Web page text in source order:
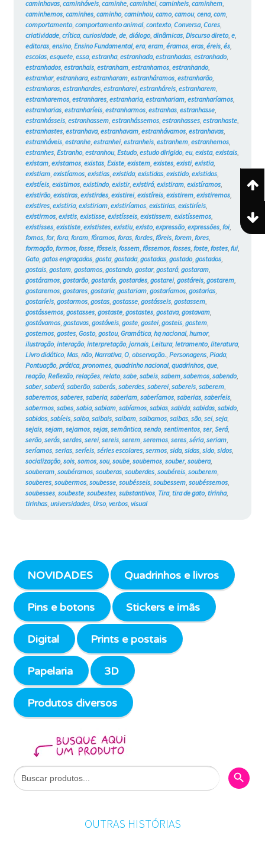
caminhavas, caminháveis, caminhe, caminhei, caminheis, caminhem,
caminhemos, caminhes, caminho, caminhou, camo, camou, cena, com,
comportamento, comportamento animal, contexto, Conversa, Cores,
criatividade, crítica, curiosidade, de, diálogo, dinâmicas, Discurso direto, e,
editoras, ensino, Ensino Fundamental, era, eram, éramos, eras, éreis, és,
escolas, esquete, essa, estranha, estranhada, estranhadas, estranhado,
estranhados, estranhais, estranham, estranhamos, estranhando,
estranhar, estranhara, estranharam, estranháramos, estranharão,
estranharas, estranhardes, estranharei, estranháreis, estranharem,
estranharemos, estranhares, estranharia, estranhariam, estranharíamos,
estranharias, estranharíeis, estranharmos, estranhas, estranhasse,
estranhásseis, estranhassem, estranhássemos, estranhasses, estranhaste,
estranhastes, estranhava, estranhavam, estranhávamos, estranhavas,
estranháveis, estranhe, estranhei, estranheis, estranhem, estranhemos,
estranhes, Estranho, estranhou, Estudo, estudo dirigido, eu, exista, existais,
existam, existamos, existas, Existe, existem, existes, existi, existia,
existiam, existíamos, existias, existida, existidas, existido, existidos,
existíeis, existimos, existindo, existir, existirá, existiram, existíramos,
existirão, existiras, existirdes, existirei, existíreis, existirem, existiremos,
existires, existiria, existiriam, existiríamos, existirias, existiríeis,
existirmos, existis, existisse, existísseis, existissem, existíssemos,
existisses, exististe, exististes, existiu, existo, expressão, expressões, foi,
fomos, for, fora, foram, fôramos, foras, fordes, fôreis, forem, fores,
formação, formos, fosse, fôsseis, fossem, fôssemos, fosses, foste, fostes, fui,
Gato, gatos engraçados, gosta, gostada, gostadas, gostado, gostados,
gostais, gostam, gostamos, gostando, gostar, gostará, gostaram,
gostáramos, gostarão, gostarás, gostardes, gostarei, gostáreis, gostarem,
gostaremos, gostares, gostaria, gostariam, gostaríamos, gostarias,
gostaríeis, gostarmos, gostas, gostasse, gostásseis, gostassem,
gostássemos, gostasses, gostaste, gostastes, gostava, gostavam,
gostávamos, gostavas, gostáveis, goste, gostei, gosteis, gostem,
gostemos, gostes, Gosto, gostou, Gramática, hq nacional, humor,
ilustração, interação, interpretação, jornais, Leitura, letramento, literatura,
Livro didático, Mas, não, Narrativa, O, observação., Personagens, Piada,
Pontuação, prática, pronomes, quadrinho nacional, quadrinhos, que,
reação, Reflexão, relações, relato, sabe, sabeis, sabem, sabemos, sabendo,
saber, saberá, saberão, saberás, saberdes, saberei, sabereis, saberem,
saberemos, saberes, saberia, saberiam, saberíamos, saberias, saberíeis,
sabermos, sabes, sabia, sabiam, sabíamos, sabias, sabida, sabidas, sabido,
sabidos, sabíeis, saiba, saibais, saibam, saibamos, saibas, são, sei, seja,
sejais, sejam, sejamos, sejas, semântica, sendo, sentimentos, ser, Será,
serão, serás, serdes, serei, sereis, serem, seremos, seres, séria, seriam,
seríamos, serias, seríeis, séries escolares, sermos, sida, sidas, sido, sidos,
socialização, sois, somos, sou, soube, soubemos, souber, soubera,
souberam, soubéramos, souberas, souberdes, soubéreis, souberem,
souberes, soubermos, soubesse, soubésseis, soubessem, soubéssemos,
soubesses, soubeste, soubestes, substantivos, Tira, tira de gato, tirinha,
tirinhas, universidades, Urso, verbos, visual
NOVIDADES Quadrinhos e livros
Pins e botons Stickers e imãs
Digital Prints e postais
Papelaria 3D
Produtos diversos
Search
for:
Search
OUTRAS HISTÓRIAS